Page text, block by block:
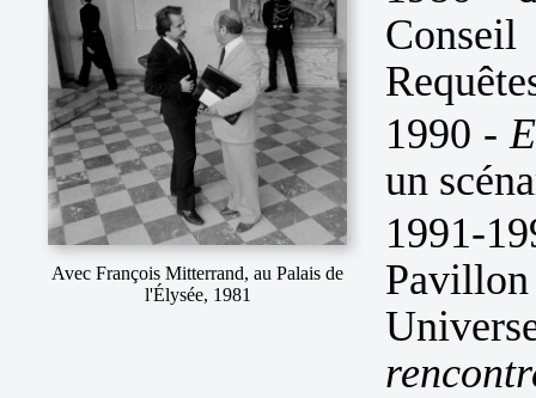
Avec François Mitterrand, au Palais de
l'Élysée, 1981
1990 -
un
1991-